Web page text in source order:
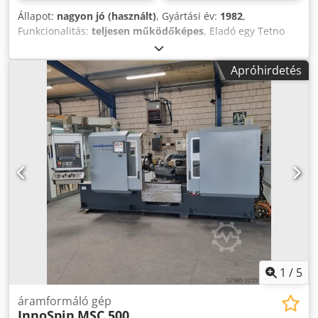
Állapot: nagyon jó (használt), Gyártási év: 1982,
Funkcionalitás: teljesen működőképes, Eladó egy Tetno
gép, bekötve, kipróbálható. Codpfx Asxwlvpjfusha Névleges
erő: 4000 kN Nyomólöket: 1000 mm Oszlopok közötti
átjárás: 3100 mm Asztal rögzítési területe: 3100 x 6000 mm
Villanymotor teljesítménye: 15 kW A gép méretei HxSzxM:
6000 x 4150 x 4170 mm Prés tömege: 43800 kg Tudsz
küldeni egy videót a gépről WhatsApp-on keresztül?
Apróhirdetés
1 / 5
áramformáló gép